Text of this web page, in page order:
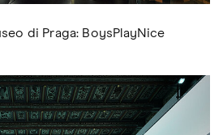
di Praga: BoysPlayNice